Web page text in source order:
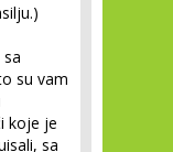
su vam
koje je
sa